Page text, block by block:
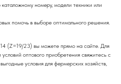
номеру, модели техники или
помочь в выборе оптимального решения.
23) вы можете прямо на сайте. Для
оптового приобретения свяжитесь с
условия для фермерских хозяйств,